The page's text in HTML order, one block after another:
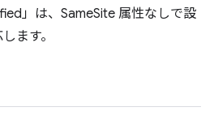
」は、SameSite 属性なしで設
ます。